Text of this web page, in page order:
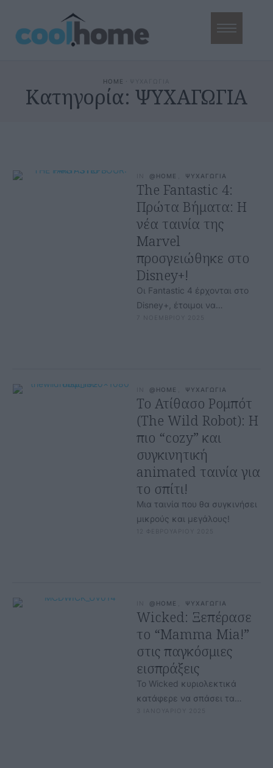
HOME · ΨΥΧΑΓΩΓΙΑ
Κατηγορία: ΨΥΧΑΓΩΓΙΑ
IN @HOME ΨΥΧΑΓΩΓΙΑ
The Fantastic 4:
Πρώτα Βήματα: Η
νέα ταινία της
Marvel
προσγειώθηκε στο
Disney+!
Οι Fantastic 4 έρχονται στο
Disney+, έτοιμοι να
προσφέρουν μοναδικές
7 ΝΟΕΜΒΡΙΟΥ 2025
IN @HOME ΨΥΧΑΓΩΓΙΑ
Το Ατίθασο Ρομπότ
(The Wild Robot): H
πιο “cozy” και
συγκινητική
animated ταινία για
το σπίτι!
Μια ταινία που θα συγκινήσει
μικρούς και μεγάλους!
12 ΦΕΒΡΟΥΑΡΙΟΥ 2025
IN @HOME ΨΥΧΑΓΩΓΙΑ
Wicked: Ξεπέρασε
το “Mamma Mia!”
στις παγκόσμιες
εισπράξεις
Το Wicked κυριολεκτικά
κατάφερε να σπάσει τα
ταμεία και πρόκειται για μια
3 ΙΑΝΟΥΑΡΙΟΥ 2025